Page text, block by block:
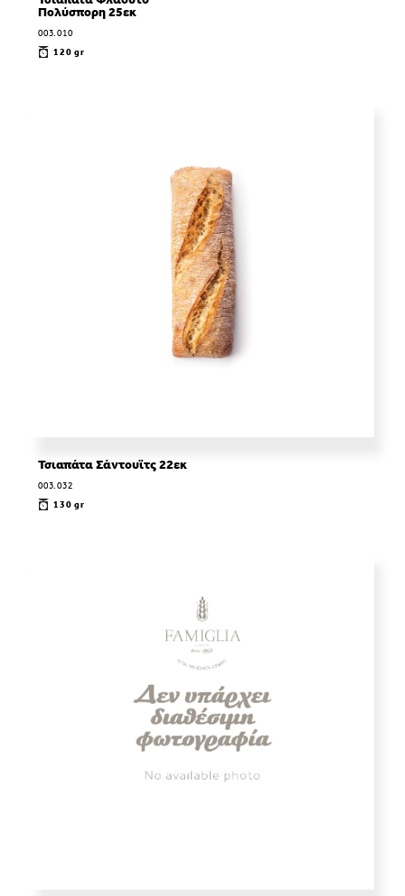
Πολύσπορη 25εκ
003.010
120 gr
Τσιαπάτα Σάντουϊτς 22εκ
003.032
130 gr